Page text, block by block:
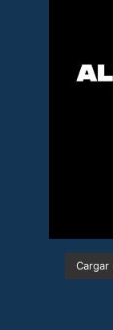
Cargar